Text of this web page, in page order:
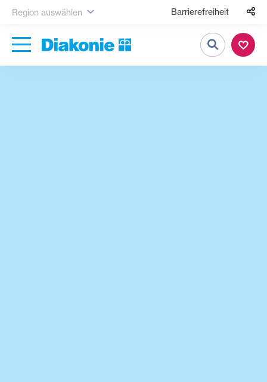
Region auswählen Barrierefreiheit
Suche